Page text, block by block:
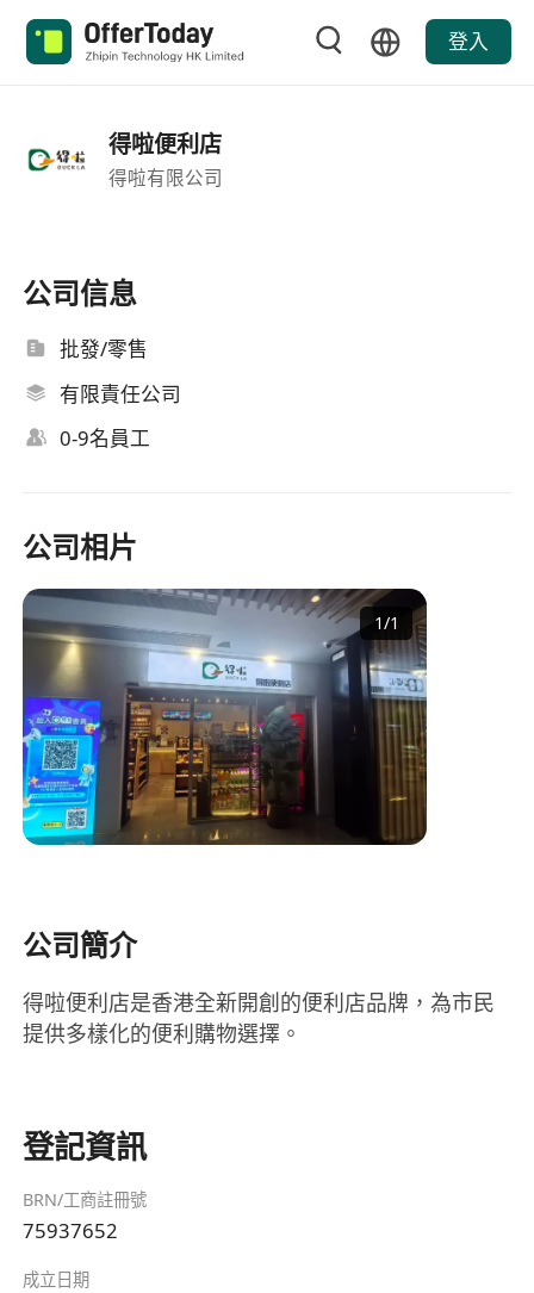
登入
得啦便利店
得啦有限公司
公司信息
批發/零售
有限責任公司
0-9名員工
公司相片
1/1
公司簡介
得啦便利店是香港全新開創的便利店品牌，為市民
提供多樣化的便利購物選擇。
登記資訊
BRN/工商註冊號
75937652
成立日期